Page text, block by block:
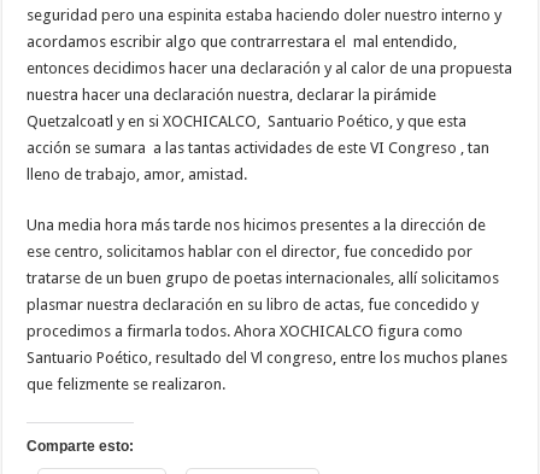
seguridad pero una espinita estaba haciendo doler nuestro interno y
acordamos escribir algo que contrarrestara el
mal entendido,
entonces decidimos hacer una declaración y al calor de una propuesta
nuestra hacer una declaración nuestra, declarar la pirámide
Quetzalcoatl y en si XOCHICALCO, Santuario Poético, y que esta
acción se sumara a las tantas actividades de este VI Congreso , tan
lleno de trabajo, amor, amistad.
Una media hora más tarde nos hicimos presentes a la dirección de
ese centro, solicitamos hablar con el director, fue concedido por
tratarse de un buen grupo de poetas internacionales, allí solicitamos
plasmar nuestra declaración en su libro de actas, fue concedido y
procedimos a firmarla todos. Ahora XOCHICALCO figura como
Santuario Poético, resultado del Vl congreso, entre los muchos planes
que felizmente se realizaron.
Comparte esto: